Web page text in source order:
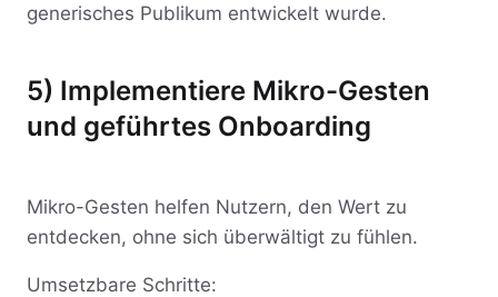
generisches Publikum entwickelt wurde.
5) Implementiere Mikro-Gesten
und geführtes Onboarding
Mikro-Gesten helfen Nutzern, den Wert zu
entdecken, ohne sich überwältigt zu fühlen.
Umsetzbare Schritte: